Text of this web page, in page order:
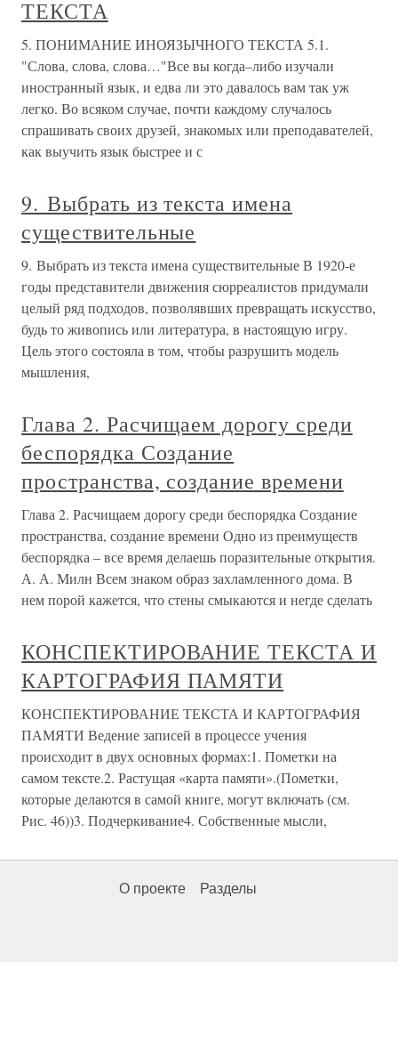
ТЕКСТА
5. ПОНИМАНИЕ ИНОЯЗЫЧНОГО ТЕКСТА 5.1.
"Слова, слова, слова…"Все вы когда–либо изучали
иностранный язык, и едва ли это давалось вам так уж
легко. Во всяком случае, почти каждому случалось
спрашивать своих друзей, знакомых или преподавателей,
как выучить язык быстрее и с
9. Выбрать из текста имена
существительные
9. Выбрать из текста имена существительные В 1920-е
годы представители движения сюрреалистов придумали
целый ряд подходов, позволявших превращать искусство,
будь то живопись или литература, в настоящую игру.
Цель этого состояла в том, чтобы разрушить модель
мышления,
Глава 2. Расчищаем дорогу среди
беспорядка Создание
пространства, создание времени
Глава 2. Расчищаем дорогу среди беспорядка Создание
пространства, создание времени Одно из преимуществ
беспорядка – все время делаешь поразительные открытия.
А. А. Милн Всем знаком образ захламленного дома. В
нем порой кажется, что стены смыкаются и негде сделать
КОНСПЕКТИРОВАНИЕ ТЕКСТА И
КАРТОГРАФИЯ ПАМЯТИ
КОНСПЕКТИРОВАНИЕ ТЕКСТА И КАРТОГРАФИЯ
ПАМЯТИ Ведение записей в процессе учения
происходит в двух основных формах:1. Пометки на
самом тексте.2. Растущая «карта памяти».(Пометки,
которые делаются в самой книге, могут включать (см.
Рис. 46))3. Подчеркивание4. Собственные мысли,
О проекте Разделы